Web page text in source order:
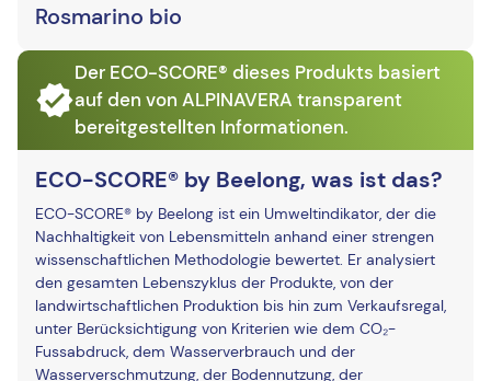
Rosmarino bio
Der ECO-SCORE® dieses Produkts basiert
auf den von ALPINAVERA transparent
bereitgestellten Informationen.
ECO-SCORE® by Beelong, was ist das?
ECO-SCORE® by Beelong ist ein Umweltindikator, der die
Nachhaltigkeit von Lebensmitteln anhand einer strengen
wissenschaftlichen Methodologie bewertet. Er analysiert
den gesamten Lebenszyklus der Produkte, von der
landwirtschaftlichen Produktion bis hin zum Verkaufsregal,
unter Berücksichtigung von Kriterien wie dem CO₂-
Fussabdruck, dem Wasserverbrauch und der
Wasserverschmutzung, der Bodennutzung, der